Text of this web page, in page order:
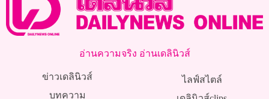
อ่านความจริง อ่านเดลินิวส์
ข่าวเดลินิวส์
บทความ
ไลฟ์สไตล์